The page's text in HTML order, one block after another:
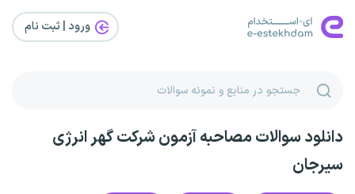
ورود | ثبت‌ نام
دانلود سوالات مصاحبه آزمون شرکت گهر انرژی
سیرجان